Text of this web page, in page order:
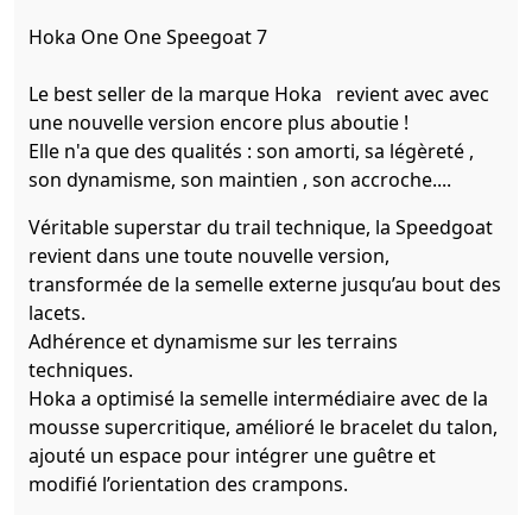
Hoka One One Speegoat 7
Le best seller de la marque Hoka revient avec avec
une nouvelle version encore plus aboutie !
Elle n'a que des qualités : son amorti, sa légèreté ,
son dynamisme, son maintien , son accroche....
Véritable superstar du trail technique, la Speedgoat
revient dans une toute nouvelle version,
transformée de la semelle externe jusqu’au bout des
lacets.
Adhérence et dynamisme sur les terrains
techniques.
Hoka a optimisé la semelle intermédiaire avec de la
mousse supercritique, amélioré le bracelet du talon,
ajouté un espace pour intégrer une guêtre et
modifié l’orientation des crampons.